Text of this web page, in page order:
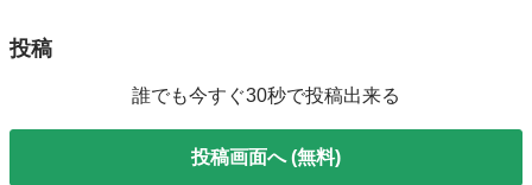
投稿
誰でも今すぐ30秒で投稿出来る
投稿画面へ (無料)